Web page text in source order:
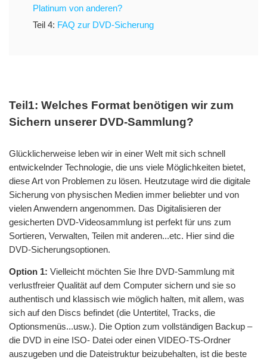
Platinum von anderen?
Teil 4: FAQ zur DVD-Sicherung
Teil1: Welches Format benötigen wir zum
Sichern unserer DVD-Sammlung?
Glücklicherweise leben wir in einer Welt mit sich schnell
entwickelnder Technologie, die uns viele Möglichkeiten bietet,
diese Art von Problemen zu lösen. Heutzutage wird die digitale
Sicherung von physischen Medien immer beliebter und von
vielen Anwendern angenommen. Das Digitalisieren der
gesicherten DVD-Videosammlung ist perfekt für uns zum
Sortieren, Verwalten, Teilen mit anderen...etc. Hier sind die
DVD-Sicherungsoptionen.
Option 1: Vielleicht möchten Sie Ihre DVD-Sammlung mit
verlustfreier Qualität auf dem Computer sichern und sie so
authentisch und klassisch wie möglich halten, mit allem, was
sich auf den Discs befindet (die Untertitel, Tracks, die
Optionsmenüs...usw.). Die Option zum vollständigen Backup –
die DVD in eine ISO- Datei oder einen VIDEO-TS-Ordner
auszugeben und die Dateistruktur beizubehalten, ist die beste